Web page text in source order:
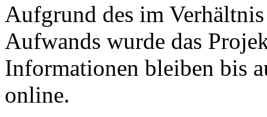
Aufgrund des im
Aufwands wurde das
Informationen bleiben bis
online.